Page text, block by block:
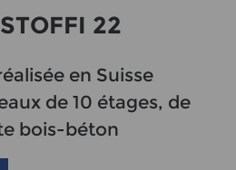
22
en Suisse
de 10 étages, de
bois-béton